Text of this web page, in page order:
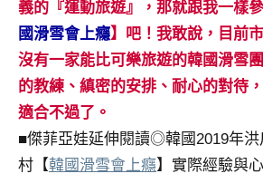
義的『運動旅遊』，那就跟我一樣
國滑雪會上癮】吧！我敢說，目前
沒有一家能比可樂旅遊的韓國滑雪
的教練、縝密的安排、耐心的對待
適合不過了。
■傑菲亞娃延伸閱讀◎韓國2019年洪
村【韓國滑雪會上癮】實際經驗與